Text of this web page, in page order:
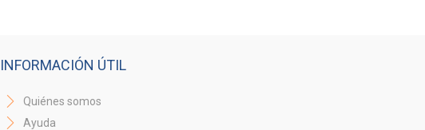
INFORMACIÓN ÚTIL
Quiénes somos
Ayuda